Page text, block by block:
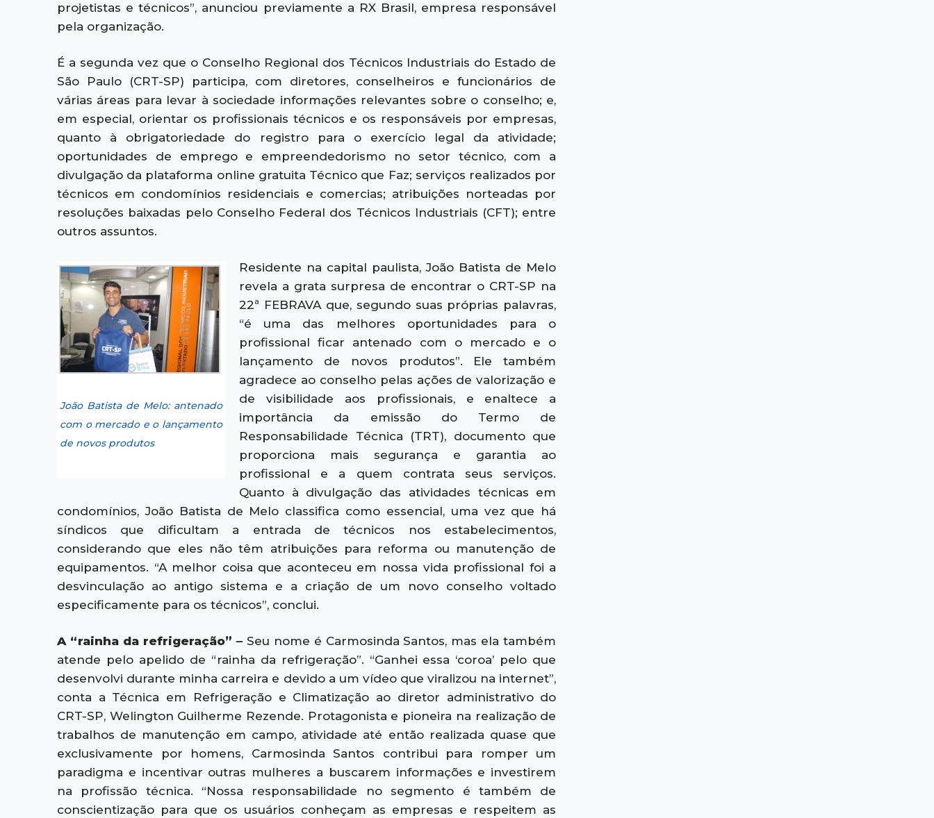
projetistas e técnicos”, anunciou previamente a RX Brasil, empresa responsável
pela organização.
É a segunda vez que o Conselho Regional dos Técnicos Industriais do Estado de
São Paulo (CRT-SP) participa, com diretores, conselheiros e funcionários de
várias áreas para levar à sociedade informações relevantes sobre o conselho; e,
em especial, orientar os profissionais técnicos e os responsáveis por empresas,
quanto à obrigatoriedade do registro para o exercício legal da atividade;
oportunidades de emprego e empreendedorismo no setor técnico, com a
divulgação da plataforma online gratuita Técnico que Faz; serviços realizados por
técnicos em condomínios residenciais e comercias; atribuições norteadas por
resoluções baixadas pelo Conselho Federal dos Técnicos Industriais (CFT); entre
outros assuntos.
João Batista de Melo: antenado
com o mercado e o lançamento
de novos produtos
Residente na capital paulista, João Batista de Melo
revela a grata surpresa de encontrar o CRT-SP na
22ª FEBRAVA que, segundo suas próprias palavras,
“é uma das melhores oportunidades para o
profissional ficar antenado com o mercado e o
lançamento de novos produtos”. Ele também
agradece ao conselho pelas ações de valorização e
de visibilidade aos profissionais, e enaltece a
importância da emissão do Termo de
Responsabilidade Técnica (TRT), documento que
proporciona mais segurança e garantia ao
profissional e a quem contrata seus serviços.
Quanto à divulgação das atividades técnicas em
condomínios, João Batista de Melo classifica como essencial, uma vez que há
síndicos que dificultam a entrada de técnicos nos estabelecimentos,
considerando que eles não têm atribuições para reforma ou manutenção de
equipamentos. “A melhor coisa que aconteceu em nossa vida profissional foi a
desvinculação ao antigo sistema e a criação de um novo conselho voltado
especificamente para os técnicos”, conclui.
A “rainha da refrigeração” – Seu nome é Carmosinda Santos, mas ela também
atende pelo apelido de “rainha da refrigeração”. “Ganhei essa ‘coroa’ pelo que
desenvolvi durante minha carreira e devido a um vídeo que viralizou na internet”,
conta a Técnica em Refrigeração e Climatização ao diretor administrativo do
CRT-SP, Welington Guilherme Rezende. Protagonista e pioneira na realização de
trabalhos de manutenção em campo, atividade até então realizada quase que
exclusivamente por homens, Carmosinda Santos contribui para romper um
paradigma e incentivar outras mulheres a buscarem informações e investirem
na profissão técnica. “Nossa responsabilidade no segmento é também de
conscientização para que os usuários conheçam as empresas e respeitem as